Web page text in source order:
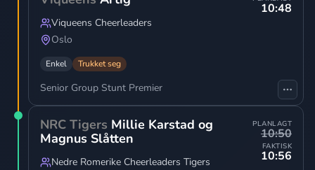
10:48
Viqueens Cheerleaders
Oslo
Enkel Trukket seg
Senior Group Stunt Premier
PLANLAGT
10:50
FAKTISK
10:56
NRC Tigers Millie Karstad og
Magnus Slåtten
Nedre Romerike Cheerleaders Tigers